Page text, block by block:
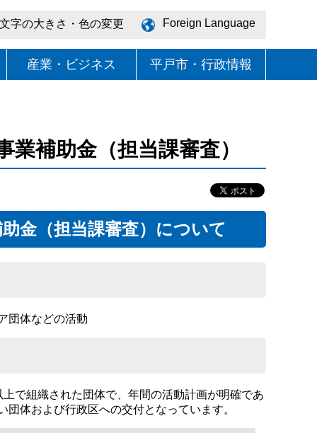
文字の大きさ・色の変更 Foreign Language
産業・ビジネス 平戸市・行政情報
補助金（担当課審査）
金（担当課審査）について
団体などの活動
で組織された団体で、年間の活動計画が明確であ
体および行政区への交付となっています。